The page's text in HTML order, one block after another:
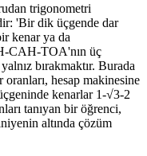
trigonometri
'Bir dik üçgende dar
kenar ya da
CAH-TOA'nın üç
bırakmaktır. Burada
hesap makinesine
kenarlar 1-√3-2
tanıyan bir öğrenci,
altında çözüm